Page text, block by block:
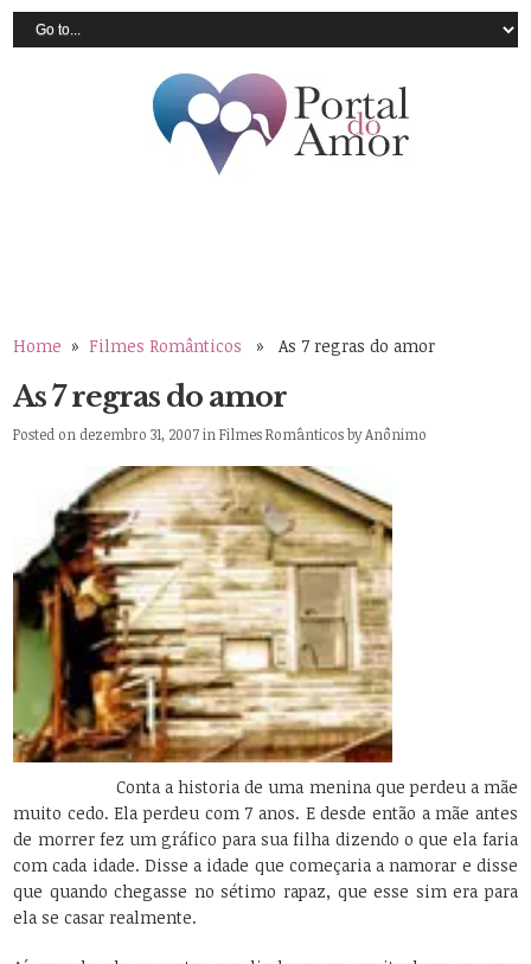
Home » Filmes Românticos » As 7 regras do amor
As 7 regras do amor
Posted on dezembro 31, 2007 inFilmes RomânticosbyAnônimo
Conta a historia de uma menina que perdeu a mãe
muito cedo. Ela perdeu com 7 anos. E desde então a mãe antes
de morrer fez um gráfico para sua filha dizendo o que ela faria
com cada idade. Disse a idade que começaria a namorar e disse
que quando chegasse no sétimo rapaz, que esse sim era para
ela se casar realmente.